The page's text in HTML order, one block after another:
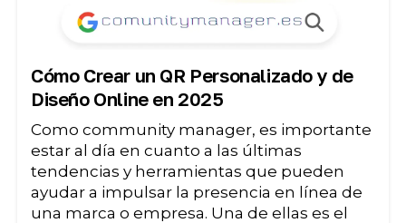
Cómo Crear un QR Personalizado y de
Diseño Online en 2025
Como community manager, es importante
estar al día en cuanto a las últimas
tendencias y herramientas que pueden
ayudar a impulsar la presencia en línea de
una marca o empresa. Una de ellas es el